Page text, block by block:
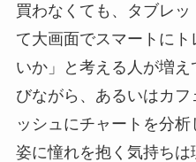
買わなくても、タブレ
て大画面でスマートに
いか」と考える人が増
びながら、あるいはカ
ッシュにチャートを分
姿に憧れを抱く気持ちは